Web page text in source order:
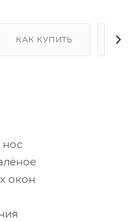
КАК КУПИТЬ
нос
окон